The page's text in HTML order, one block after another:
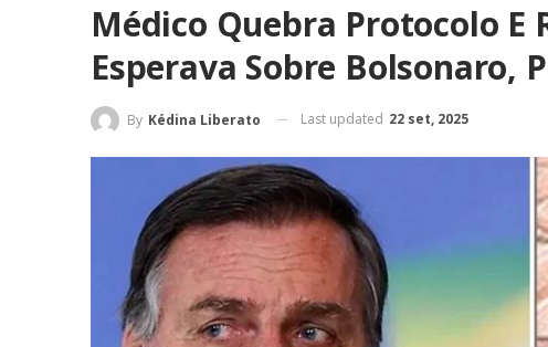
Médico Quebra Protocolo E
Esperava Sobre Bolsonaro,
By Kédina Liberato Last updated 22 set, 2025